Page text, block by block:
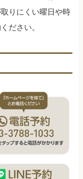
りにくい曜日や時
ださい。